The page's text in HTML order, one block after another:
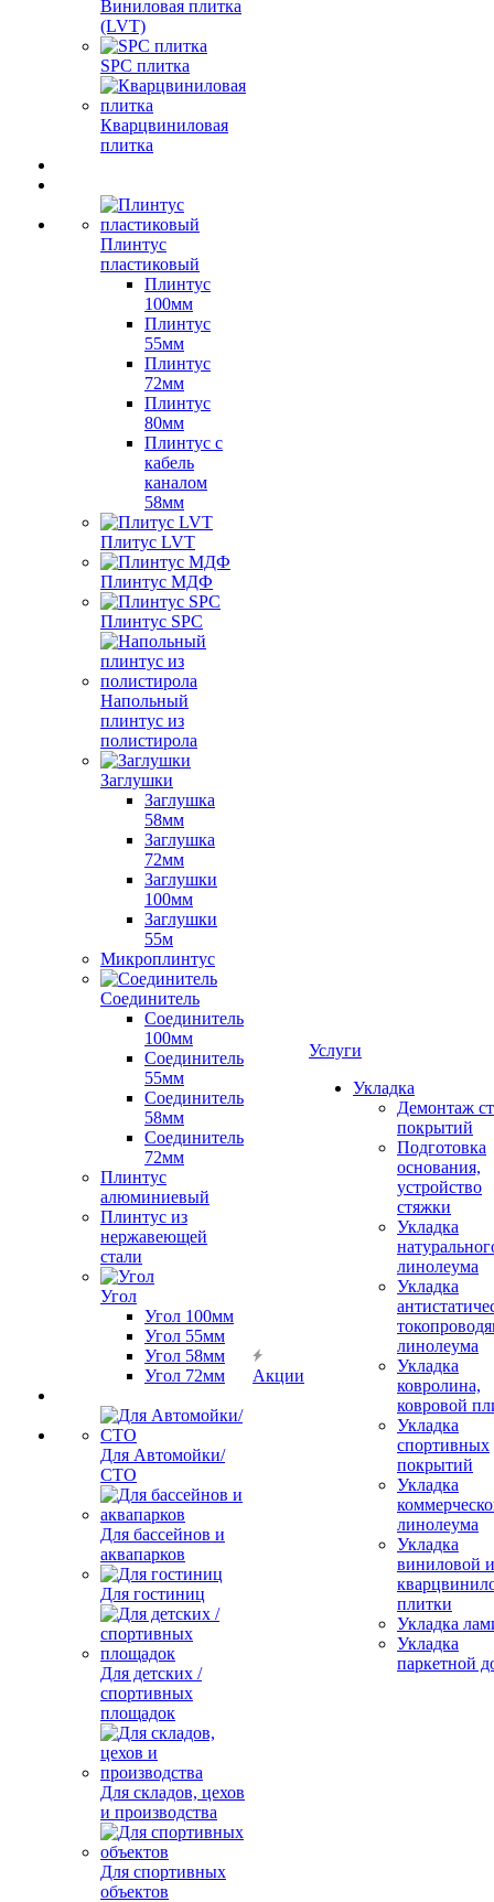
Виниловая плитка
(LVT)
SPC плитка
Кварцвиниловая
плитка
Плинтус
пластиковый
Плинтус
100мм
Плинтус
55мм
Плинтус
72мм
Плинтус
80мм
Плинтус с
кабель
каналом
58мм
Плитус LVT
Плинтус МДФ
Плинтус SPC
Напольный
плинтус из
полистирола
Заглушки
Заглушка
58мм
Заглушка
72мм
Заглушки
100мм
Заглушки
55м
Микроплинтус
Соединитель
Соединитель
100мм
Соединитель
55мм
Соединитель
58мм
Соединитель
72мм
Плинтус
алюминиевый
Плинтус из
нержавеющей
стали
Угол
Угол 100мм
Угол 55мм
Угол 58мм
Угол 72мм
Для Автомойки/
СТО
Для бассейнов и
аквапарков
Для гостиниц
Для детских /
спортивных
площадок
Для складов, цехов
и производства
Для спортивных
объектов
Акции
Услуги
Укладка
Демонтаж
покрытий
Подготовка
основания,
устройство
стяжки
Укладка
линолеума
Укладка
линолеума
Укладка
ковролина,
ковровой
Укладка
спортивных
покрытий
Укладка
линолеума
Укладка
виниловой и
плитки
Укладка
Укладка
паркетной